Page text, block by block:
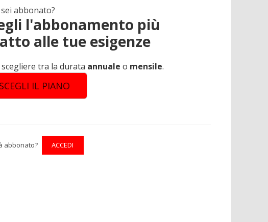
abbonato?
l'abbonamento più
alle tue esigenze
tra la durata annuale o mensile.
SCEGLI IL PIANO
abbonato? ACCEDI